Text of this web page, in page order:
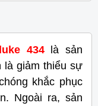
434là sản
là giảm thiểu sự
khắc phục
Ngoài ra, sản